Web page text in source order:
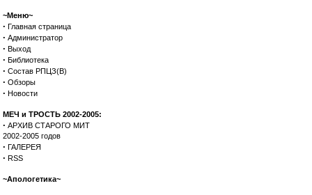
~Меню~
· Главная страница
· Администратор
· Выход
· Библиотека
· Состав РПЦЗ(В)
· Обзоры
· Новости
МЕЧ и ТРОСТЬ 2002-2005:
· АРХИВ СТАРОГО МИТ
2002-2005 годов
· ГАЛЕРЕЯ
· RSS
~Апологетика~